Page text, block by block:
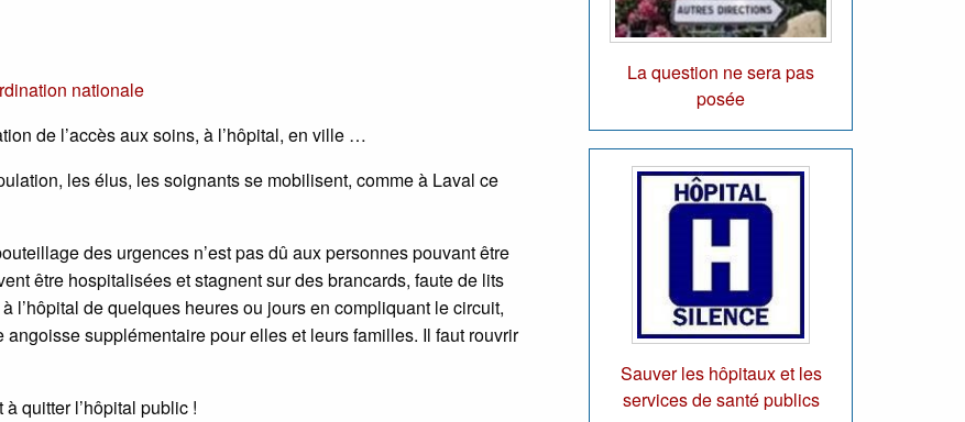
nationale
de l’accès aux soins, à l’hôpital, en ville …
les élus, les soignants se mobilisent, comme à Laval ce
des urgences n’est pas dû aux personnes pouvant être
être hospitalisées et stagnent sur des brancards, faute de lits
l’hôpital de quelques heures ou jours en compliquant le circuit,
angoisse supplémentaire pour elles et leurs familles. Il faut rouvrir
quitter l’hôpital public !
La question ne sera pas
posée
Sauver les hôpitaux et les
services de santé publics